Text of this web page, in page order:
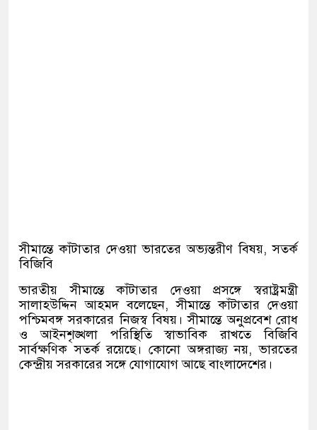
সীমান্তে কাঁটাতার দেওয়া ভারতের অভ্যন্তরীণ বিষয়, সতর্ক
বিজিবি
ভারতীয় সীমান্তে কাঁটাতার দেওয়া প্রসঙ্গে স্বরাষ্ট্রমন্ত্রী
সালাহউদ্দিন আহমদ বলেছেন, সীমান্তে কাঁটাতার দেওয়া
পশ্চিমবঙ্গ সরকারের নিজস্ব বিষয়। সীমান্তে অনুপ্রবেশ রোধ
ও আইনশৃঙ্খলা পরিস্থিতি স্বাভাবিক রাখতে বিজিবি
সার্বক্ষণিক সতর্ক রয়েছে। কোনো অঙ্গরাজ্য নয়, ভারতের
কেন্দ্রীয় সরকারের সঙ্গে যোগাযোগ আছে বাংলাদেশের।